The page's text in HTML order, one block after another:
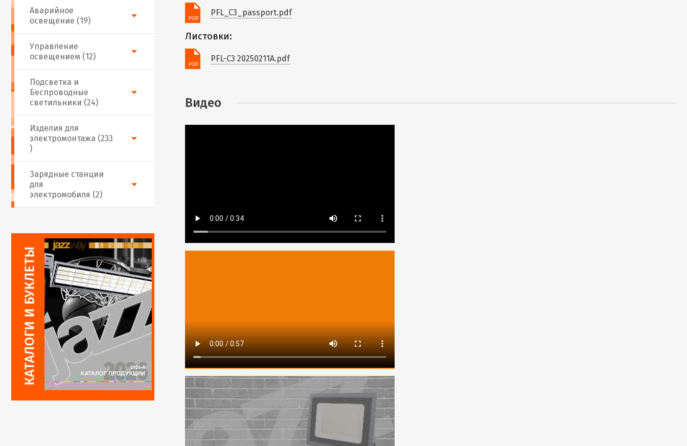
Аварийное
освещение (19)
Подсветка и
Беспроводные
светильники (24)
Изделия для
электромонтажа (233
)
Управление
освещением (12)
Зарядные станции
для
электромобиля (2)
PFL_C3_passport.pdf
Листовки:
PFL-C3 20250211A.pdf
Видео